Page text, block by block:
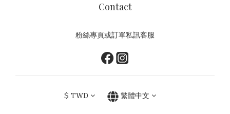
Contact
粉絲專頁或訂單私訊客服
$ TWD 繁體中文